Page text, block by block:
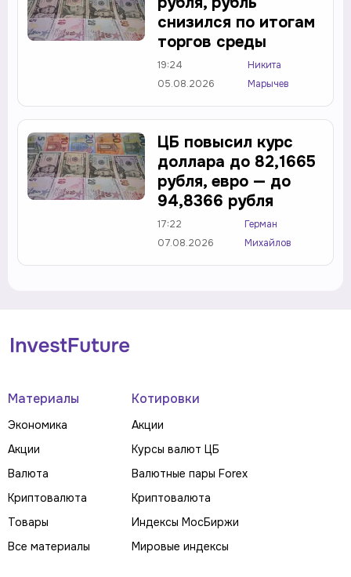
снизился по итогам
торгов среды
19:24
05.08.2026
Никита
Марычев
ЦБ повысил курс
доллара до 82,1665
рубля, евро — до
94,8366 рубля
17:22
07.08.2026
Герман
Михайлов
Материалы
Экономика
Акции
Валюта
Криптовалюта
Товары
Все материалы
Котировки
Акции
Курсы валют ЦБ
Валютные пары Forex
Криптовалюта
Индексы МосБиржи
Мировые индексы